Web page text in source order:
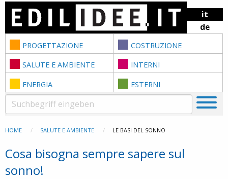
it
de
PROGETTAZIONE COSTRUZIONE
SALUTE E AMBIENTE INTERNI
ENERGIA ESTERNI
HOME SALUTE E AMBIENTE LE BASI DEL SONNO
Cosa bisogna sempre sapere sul
sonno!